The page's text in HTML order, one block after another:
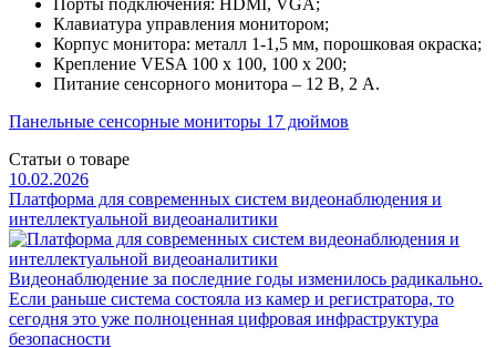
Клавиатура управления монитором;
Корпус монитора: металл 1-1,5 мм, порошковая окраска;
Крепление VESA 100 х 100, 100 х 200;
Питание сенсорного монитора – 12 В, 2 А.
Панельные сенсорные мониторы 17 дюймов
Статьи о товаре
10.02.2026
Платформа для современных систем видеонаблюдения и
интеллектуальной видеоаналитики
Видеонаблюдение за последние годы изменилось радикально.
Если раньше система состояла из камер и регистратора, то
сегодня это уже полноценная цифровая инфраструктура
безопасности